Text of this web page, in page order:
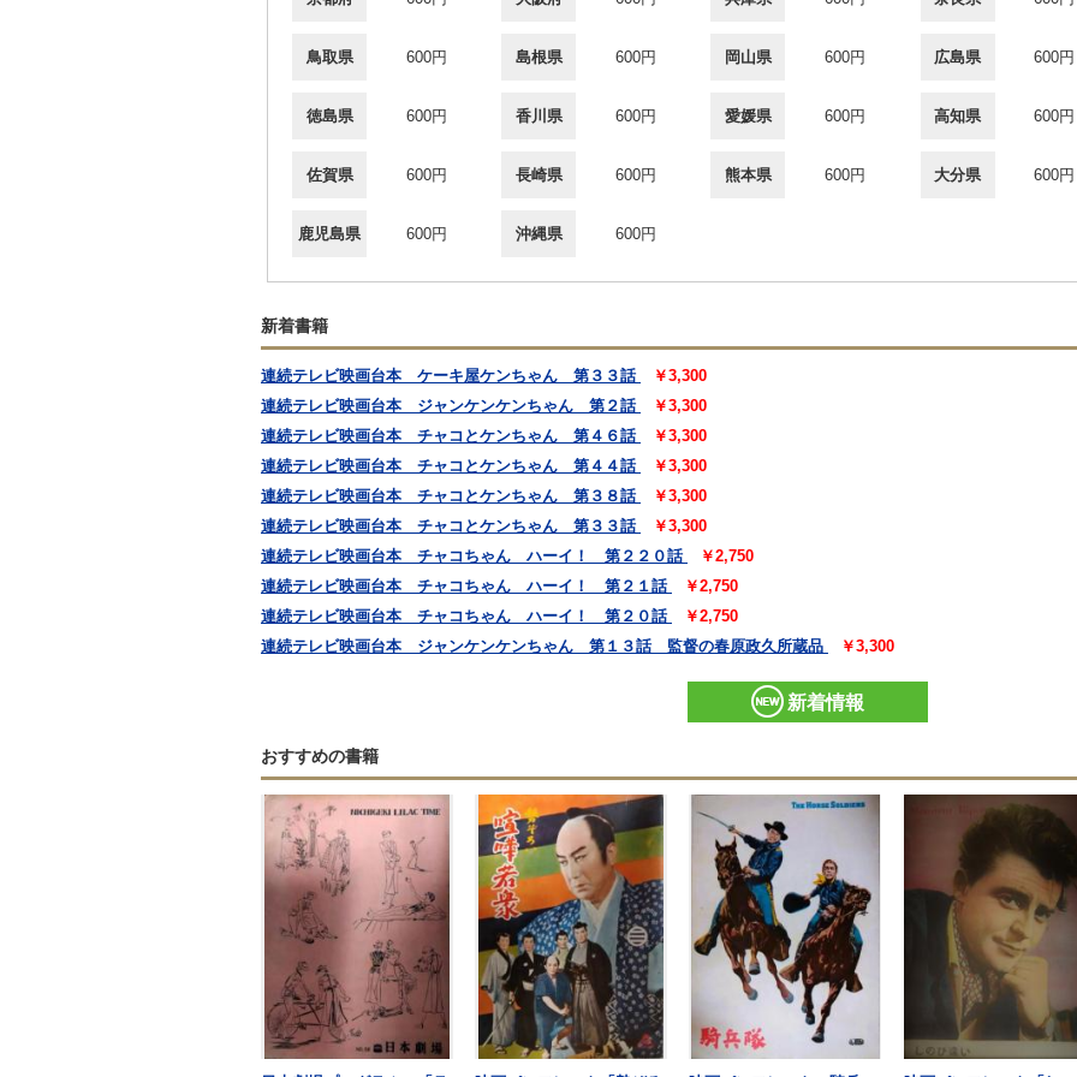
鳥取県 600円 島根県 600円 岡山県 600円 広島県 600円
徳島県 600円 香川県 600円 愛媛県 600円 高知県 600円
佐賀県 600円 長崎県 600円 熊本県 600円 大分県 600円
鹿児島県 600円 沖縄県 600円
新着書籍
連続テレビ映画台本 ケーキ屋ケンちゃん 第３３話
￥3,300
連続テレビ映画台本 ジャンケンケンちゃん 第２話
￥3,300
連続テレビ映画台本 チャコとケンちゃん 第４６話
￥3,300
連続テレビ映画台本 チャコとケンちゃん 第４４話
￥3,300
連続テレビ映画台本 チャコとケンちゃん 第３８話
￥3,300
連続テレビ映画台本 チャコとケンちゃん 第３３話
￥3,300
連続テレビ映画台本 チャコちゃん ハーイ！ 第２２０話
￥2,750
連続テレビ映画台本 チャコちゃん ハーイ！ 第２１話
￥2,750
連続テレビ映画台本 チャコちゃん ハーイ！ 第２０話
￥2,750
連続テレビ映画台本 ジャンケンケンちゃん 第１３話 監督の春原政久所蔵品
￥3,300
新着情報
おすすめの書籍